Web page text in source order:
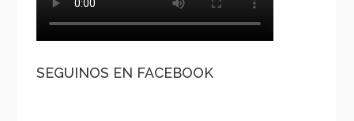
SEGUINOS EN FACEBOOK